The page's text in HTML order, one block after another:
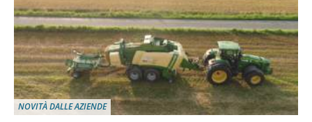
NOVITÀ DALLE AZIENDE